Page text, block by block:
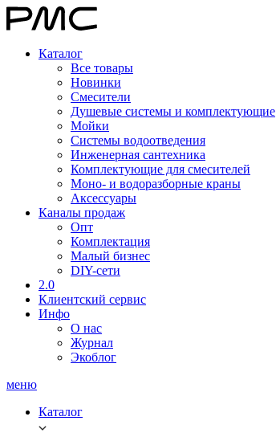
Каталог
Все товары
Новинки
Смесители
Душевые системы и комплектующие
Мойки
Системы водоотведения
Инженерная сантехника
Комплектующие для смесителей
Моно- и водоразборные краны
Аксессуары
Каналы продаж
Опт
Комплектация
Малый бизнес
DIY-сети
2.0
Клиентский сервис
Инфо
О нас
Журнал
Экоблог
меню
Каталог